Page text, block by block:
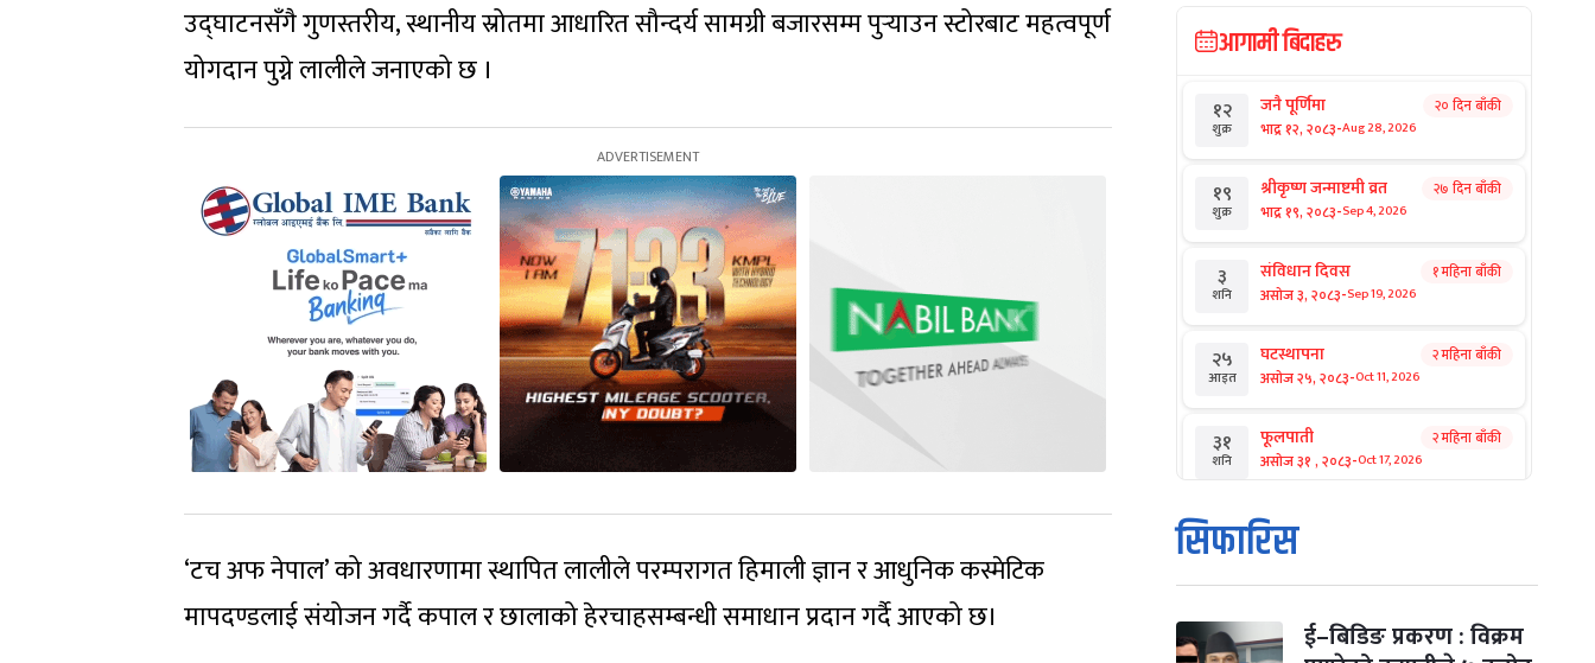
उद्घाटनसँगै गुणस्तरीय, स्थानीय स्रोतमा आधारित सौन्दर्य सामग्री बजारसम्म पुर्‍याउन स्टोरबाट महत्वपूर्ण
योगदान पुग्ने लालीले जनाएको छ ।
‘टच अफ नेपाल’ को अवधारणामा स्थापित लालीले परम्परागत हिमाली ज्ञान र आधुनिक कस्मेटिक
मापदण्डलाई संयोजन गर्दै कपाल र छालाको हेरचाहसम्बन्धी समाधान प्रदान गर्दै आएको छ।
आगामी बिदाहरु
१२
शुक्र
जनै पूर्णिमा
भाद्र १२, २०८३-Aug 28, 2026
२० दिन बाँकी
१९
शुक्र
श्रीकृष्ण जन्माष्टमी व्रत
भाद्र १९, २०८३-Sep 4, 2026
२७ दिन बाँकी
३
शनि
संविधान दिवस
असोज ३, २०८३-Sep 19, 2026
१ महिना बाँकी
२५
आइत
घटस्थापना
असोज २५, २०८३-Oct 11, 2026
२ महिना बाँकी
३१
शनि
फूलपाती
असोज ३१ , २०८३-Oct 17, 2026
२ महिना बाँकी
१
आइत
कार्तिक सङ्क्रान्ति
कार्तिक १, २०८३
मंगल कार्तिक ३, २०८३-Oct 20, 2026
सिफारिस
ई–बिडिङ प्रकरण : विक्रम